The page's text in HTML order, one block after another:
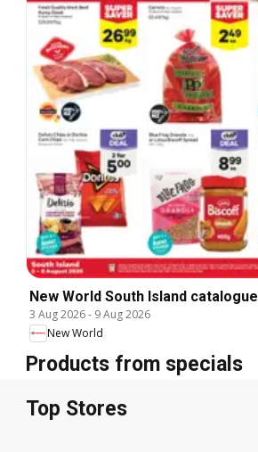
New World South Island catalogue
3 Aug 2026- 9 Aug 2026
New World
Products from specials
Top Stores